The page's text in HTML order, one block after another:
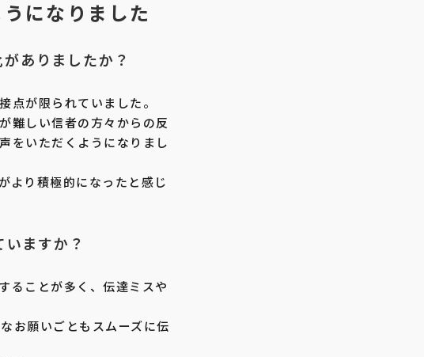
になりました
ありましたか？
点が限られていました。
難しい信者の方々からの反
をいただくようになりまし
より積極的になったと感じ
ますか？
ることが多く、伝達ミスや
お願いごともスムーズに伝